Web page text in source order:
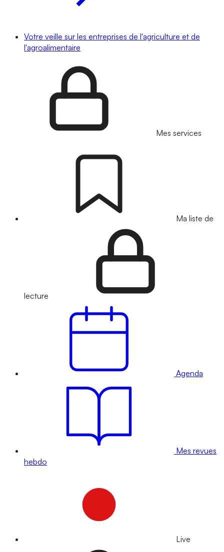
Votre veille sur les entreprises de l'agriculture et de
l'agroalimentaire
Mes services
Ma liste de
lecture
Agenda
Mes revues
hebdo
Live